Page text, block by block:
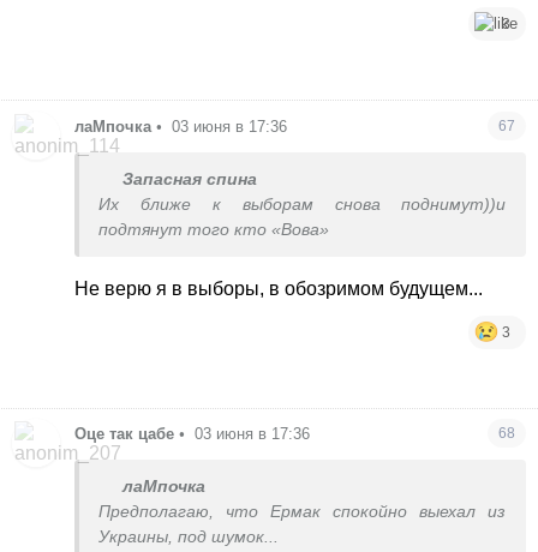
3
лаМпочка • 03 июня в 17:36 67
Запасная спина
Их ближе к выборам снова поднимут))и
подтянут того кто «Вова»
Не верю я в выборы, в обозримом будущем...
3
Оце так цабе • 03 июня в 17:36 68
лаМпочка
Предполагаю, что Ермак спокойно выехал из
Украины, под шумок...